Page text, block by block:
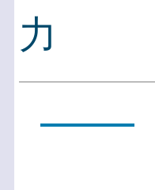
力